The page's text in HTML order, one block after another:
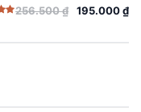
256.500₫ 195.000₫